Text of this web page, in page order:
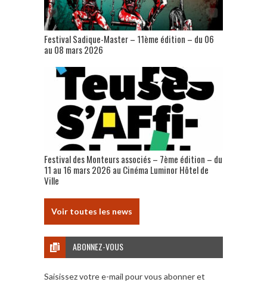
Festival Sadique-Master – 11ème édition – du 06
au 08 mars 2026
Festival des Monteurs associés – 7ème édition – du
11 au 16 mars 2026 au Cinéma Luminor Hôtel de
Ville
Voir toutes les news
ABONNEZ-VOUS
Saisissez votre e-mail pour vous abonner et